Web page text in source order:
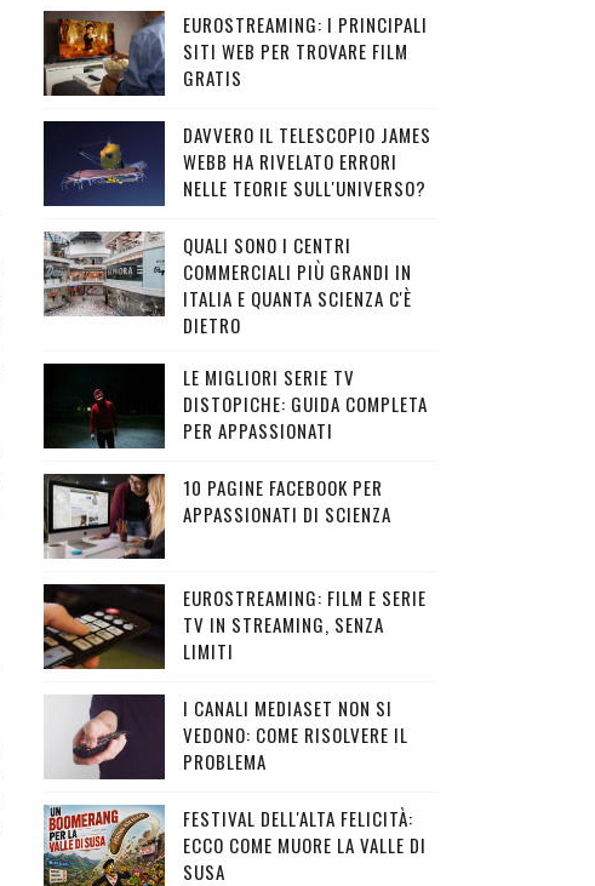
EUROSTREAMING: I PRINCIPALI
SITI WEB PER TROVARE FILM
GRATIS
DAVVERO IL TELESCOPIO JAMES
WEBB HA RIVELATO ERRORI
NELLE TEORIE SULL'UNIVERSO?
QUALI SONO I CENTRI
COMMERCIALI PIÙ GRANDI IN
ITALIA E QUANTA SCIENZA C'È
DIETRO
LE MIGLIORI SERIE TV
DISTOPICHE: GUIDA COMPLETA
PER APPASSIONATI
10 PAGINE FACEBOOK PER
APPASSIONATI DI SCIENZA
EUROSTREAMING: FILM E SERIE
TV IN STREAMING, SENZA
LIMITI
I CANALI MEDIASET NON SI
VEDONO: COME RISOLVERE IL
PROBLEMA
FESTIVAL DELL'ALTA FELICITÀ:
ECCO COME MUORE LA VALLE DI
SUSA